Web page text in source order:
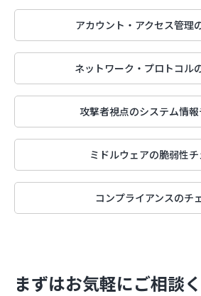
アカウント・アクセス管理
ネットワーク・プロトコル
攻撃者視点のシステム情
ミドルウェアの脆弱性
コンプライアンスのチ
まずはお気軽にご相談